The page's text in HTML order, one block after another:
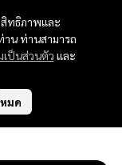
สิทธิภาพและ
าน ท่านสามารถ
เป็นส่วนตัว และ
มด